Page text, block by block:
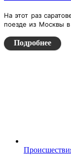
На этот раз
поезде из Москвы в
Подробнее